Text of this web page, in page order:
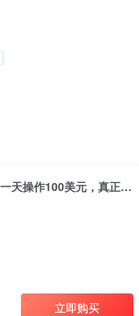
外边收费四五千的国外问卷调查项目，单人一天操作100美元，真正的搬砖项目
立即购买